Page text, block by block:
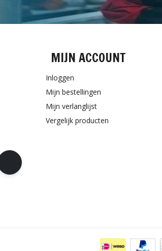
MIJN ACCOUNT
Inloggen
Mijn bestellingen
Mijn verlanglijst
Vergelijk producten